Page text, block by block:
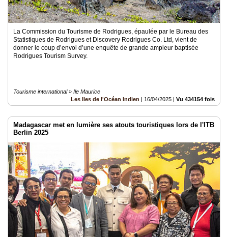
La Commission du Tourisme de Rodrigues, épaulée par le Bureau des
Statistiques de Rodrigues et Discovery Rodrigues Co. Ltd, vient de
donner le coup d’envoi d’une enquête de grande ampleur baptisée
Rodrigues Tourism Survey.
Tourisme international » Ile Maurice
Les Iles de l'Océan Indien | 16/04/2025 | Vu 434154 fois
Madagascar met en lumière ses atouts touristiques lors de l'ITB
Berlin 2025